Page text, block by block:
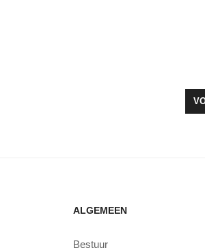
AFKOPPELEN DOOR ENERGIELOKET
ALGEMEEN
Bestuur